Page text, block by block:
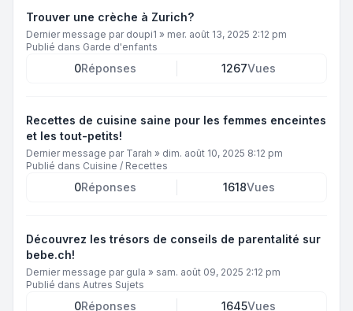
Trouver une crèche à Zurich?
Dernier message par doupi1 » mer. août 13, 2025 2:12 pm
Publié dans Garde d'enfants
0Réponses 1267Vues
Recettes de cuisine saine pour les femmes enceintes
et les tout-petits!
Dernier message par Tarah » dim. août 10, 2025 8:12 pm
Publié dans Cuisine / Recettes
0Réponses 1618Vues
Découvrez les trésors de conseils de parentalité sur
bebe.ch!
Dernier message par gula » sam. août 09, 2025 2:12 pm
Publié dans Autres Sujets
0Réponses 1645Vues